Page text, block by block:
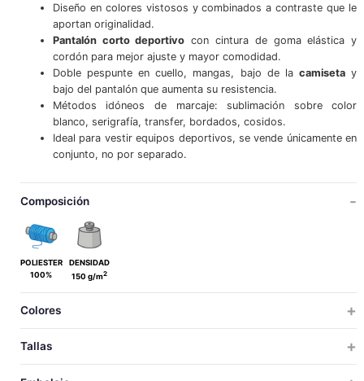
Diseño en colores vistosos y combinados a contraste que le
aportan originalidad.
Pantalón corto deportivo con cintura de goma elástica y
cordón para mejor ajuste y mayor comodidad.
Doble pespunte en cuello, mangas, bajo de la camisetay
bajo del pantalón que aumenta su resistencia.
Métodos idóneos de marcaje: sublimación sobre color
blanco, serigrafía, transfer, bordados, cosidos.
Ideal para vestir equipos deportivos, se vende únicamente en
conjunto, no por separado.
Composición
POLIESTER
100%
DENSIDAD
150 g/m2
Colores
Tallas